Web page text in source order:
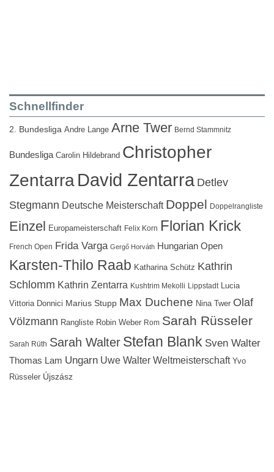
Schnellfinder
2. Bundesliga Andre Lange Arne Twer Bernd Stammnitz
Bundesliga Carolin Hildebrand Christopher
ZentarraDavid Zentarra Detlev
Stegmann Deutsche Meisterschaft Doppel Doppelrangliste
Einzel Europameisterschaft Felix Korn Florian Krick
French Open Frida Varga Gergő Horváth Hungarian Open
Karsten-Thilo Raab Katharina Schütz Kathrin
Schlomm Kathrin Zentarra Kushtrim Mekolli Lippstadt Lucia
Vittoria Donnici Marius Stupp Max Duchene Nina Twer Olaf
Völzmann Rangliste Robin Weber Rom Sarah Rüsseler
Sarah Rüth Sarah Walter Stefan Blank Sven Walter
Thomas Lam Ungarn Uwe Walter Weltmeisterschaft Yvo
Rüsseler Újszász